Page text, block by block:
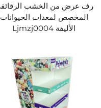
رف عرض من الخشب الرقائقي
المخصص لمعدات الحيوانات
الأليفة Ljmzj0004